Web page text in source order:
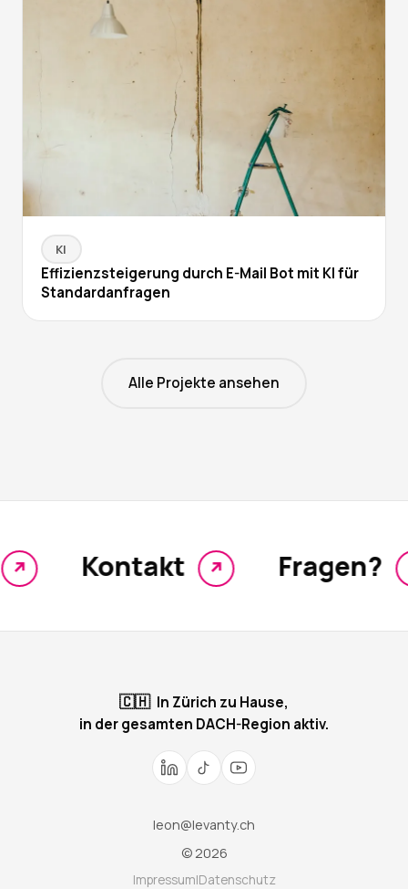
KI
Effizienzsteigerung durch E-Mail Bot mit KI für
Standardanfragen
Alle Projekte ansehen
↗ Kontakt ↗ Fragen?
🇨🇭 In Zürich zu Hause,
in der gesamten DACH-Region aktiv.
leon@levanty.ch
© 2026
Impressum|Datenschutz